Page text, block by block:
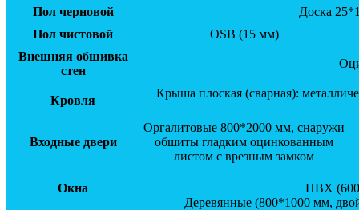
Пол черновой
Доска
Пол чистовой
OSB (15 мм)
Внешняя обшивка
стен
Кровля
Крыша плоская (сварная):
Входные двери
Оргалитовые 800*2000 мм, снаружи
обшиты гладким оцинкованным
листом с врезным замком
Окна
ПВХ
Деревянные (800*1000 мм,